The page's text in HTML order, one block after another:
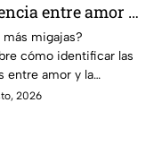
entre amor y
más migajas?
cómo identificar las
entre amor y la
emocional. Estos
2026